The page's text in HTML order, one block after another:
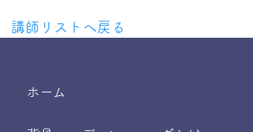
講師リストへ戻る
ホーム